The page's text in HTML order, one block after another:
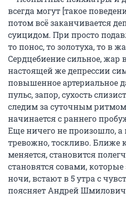
всегда могут [такое
потом всё заканчивается
суицидом. При просто
то понос, то золотуха, то в
Сердцебиение сильное, жар
настоящей же депрессии
повышенное артериальное
пульс, запор, сухость
следим за суточным
начинается с раннего
Еще ничего не произошло,
тревожно, тоскливо. Ближе
меняется, становится
становятся совами,
ночи, встают в 5 утра с
поясняет Андрей